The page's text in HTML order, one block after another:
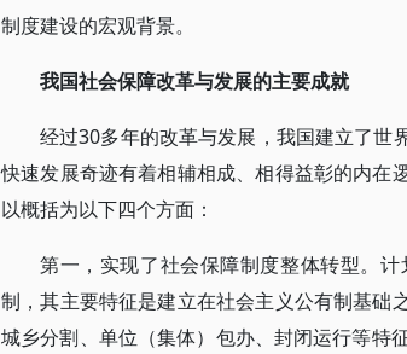
制度建设的宏观背景。
我国社会保障改革与发展的主要成就
经过30多年的改革与发展，我国建立了世
快速发展奇迹有着相辅相成、相得益彰的内在
以概括为以下四个方面：
第一，实现了社会保障制度整体转型。
制，其主要特征是建立在社会主义公有制基础
城乡分割、单位（集体）包办、封闭运行等特